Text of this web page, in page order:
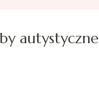
autystyczne